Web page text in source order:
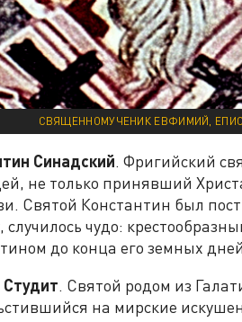
СВЯЩЕННОМУЧЕНИК ЕВФИМИЙ,
Синадский. Фригийский
не только принявший
Святой Константин был
чудо:
до конца его земных
. Святой родом из
на мирские